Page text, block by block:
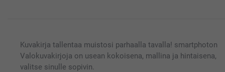
Kuvakirja tallentaa muistosi parhaalla tavalla! smartphoton
Valokuvakirjoja on usean kokoisena, mallina ja hintaisena,
valitse sinulle sopivin.